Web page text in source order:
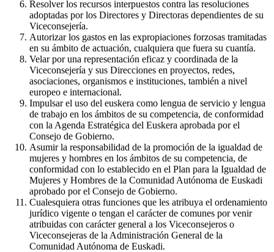
Resolver los recursos interpuestos contra las resoluciones
adoptadas por los Directores y Directoras dependientes de su
Viceconsejería.
Autorizar los gastos en las expropiaciones forzosas tramitadas
en su ámbito de actuación, cualquiera que fuera su cuantía.
Velar por una representación eficaz y coordinada de la
Viceconsejería y sus Direcciones en proyectos, redes,
asociaciones, organismos e instituciones, también a nivel
europeo e internacional.
Impulsar el uso del euskera como lengua de servicio y lengua
de trabajo en los ámbitos de su competencia, de conformidad
con la Agenda Estratégica del Euskera aprobada por el
Consejo de Gobierno.
Asumir la responsabilidad de la promoción de la igualdad de
mujeres y hombres en los ámbitos de su competencia, de
conformidad con lo establecido en el Plan para la Igualdad de
Mujeres y Hombres de la Comunidad Autónoma de Euskadi
aprobado por el Consejo de Gobierno.
Cualesquiera otras funciones que les atribuya el ordenamiento
jurídico vigente o tengan el carácter de comunes por venir
atribuidas con carácter general a los Viceconsejeros o
Viceconsejeras de la Administración General de la
Comunidad Autónoma de Euskadi.